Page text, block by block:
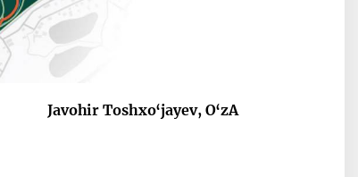
Javohir Toshxo‘jayev, O‘zA